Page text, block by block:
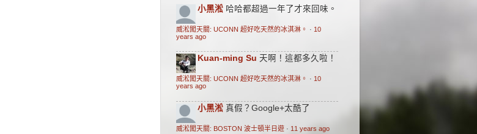
小黑淞 哈哈都超過一年了才來回味。
威淞闖天關: UCONN 超好吃天然的冰淇淋。 · 10
years ago
Kuan-ming Su 天啊！這都多久啦！
威淞闖天關: UCONN 超好吃天然的冰淇淋。 · 10
years ago
小黑淞 真假？Google+太酷了
威淞闖天關: BOSTON 波士頓半日遊 · 11 years ago